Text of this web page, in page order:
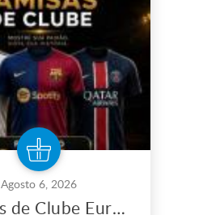
Agosto 6, 2026
Camisas de Clube Europeu